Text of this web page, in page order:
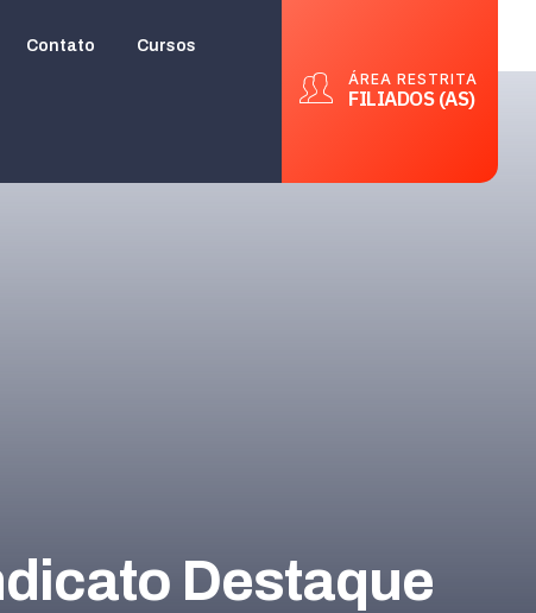
Contato Cursos
ÁREA RESTRITA
FILIADOS (AS)
Destaque